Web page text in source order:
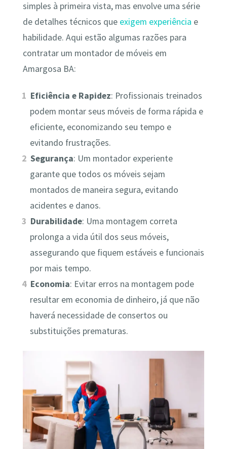
simples à primeira vista, mas envolve uma série
de detalhes técnicos que exigem experiência e
habilidade. Aqui estão algumas razões para
contratar um montador de móveis em
Amargosa BA:
Eficiência e Rapidez: Profissionais treinados
podem montar seus móveis de forma rápida e
eficiente, economizando seu tempo e
evitando frustrações.
Segurança: Um montador experiente
garante que todos os móveis sejam
montados de maneira segura, evitando
acidentes e danos.
Durabilidade: Uma montagem correta
prolonga a vida útil dos seus móveis,
assegurando que fiquem estáveis e funcionais
por mais tempo.
Economia: Evitar erros na montagem pode
resultar em economia de dinheiro, já que não
haverá necessidade de consertos ou
substituições prematuras.